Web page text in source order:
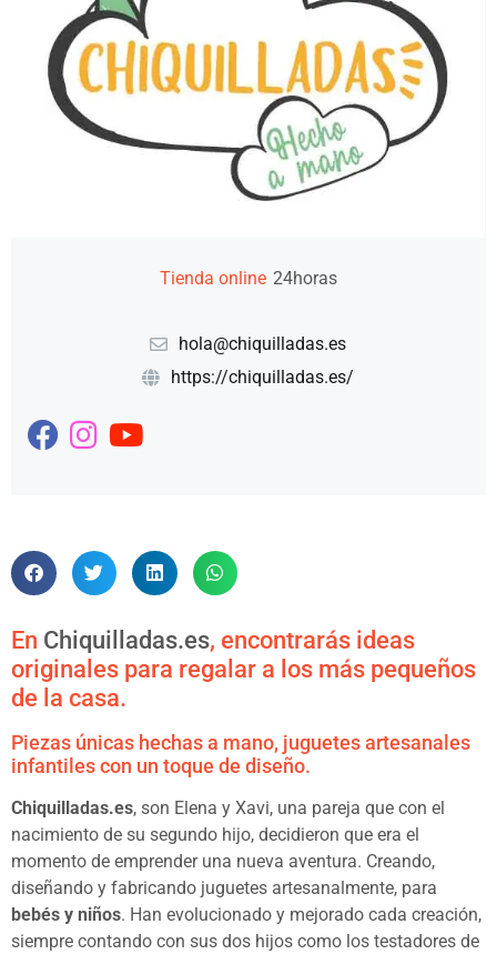
Tienda online 24horas
hola@chiquilladas.es
https://chiquilladas.es/
En Chiquilladas.es, encontrarás ideas
originales para regalar a los más pequeños
de la casa.
Piezas únicas hechas a mano, juguetes artesanales
infantiles con un toque de diseño.
Chiquilladas.es, son Elena y Xavi, una pareja que con el
nacimiento de su segundo hijo, decidieron que era el
momento de emprender una nueva aventura. Creando,
diseñando y fabricando juguetes artesanalmente, para
bebés y niños. Han evolucionado y mejorado cada creación,
siempre contando con sus dos hijos como los testadores de